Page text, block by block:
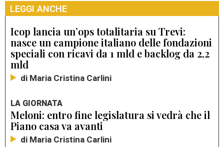
LEGGI ANCHE
Icop lancia un’ops totalitaria su Trevi:
nasce un campione italiano delle fondazioni
speciali con ricavi da 1 mld e backlog da 2,2
mld
di Maria Cristina Carlini
LA GIORNATA
Meloni: entro fine legislatura si vedrà che il
Piano casa va avanti
di Maria Cristina Carlini